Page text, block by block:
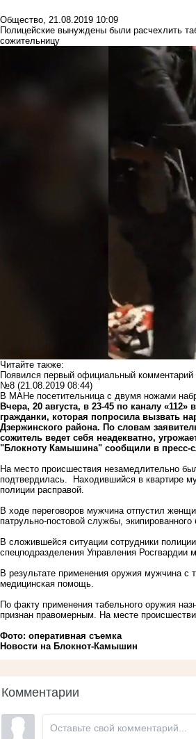
Общество, 21.08.2019 10:09
Полицейские вынуждены были расчехлить
сожительницу
Читайте также:
Появился первый официальный
№8 (21.08.2019 08:44)
В МАНе посетительница с двумя ножами
Вчера, 20 августа, в 23-45 по каналу
гражданки, которая попросила вызвать
Дзержинского района. По словам
сожитель ведет себя неадекватно,
"Блокноту Камышина" сообщили в пресс-
На место происшествия незамедлительно
подтвердилась. Находившийся в квартире
полиции расправой.
В ходе переговоров мужчина отпустил
патрульно-постовой службы, экипированного
В сложившейся ситуации сотрудники
спецподразделения Управления Росгвардии
В результате применения оружия мужчина с
медицинская помощь.
По факту применения табельного оружия
признан правомерным. На месте
Фото: оперативная съемка
Новости на Блoкнoт-Камышин
Комментарии